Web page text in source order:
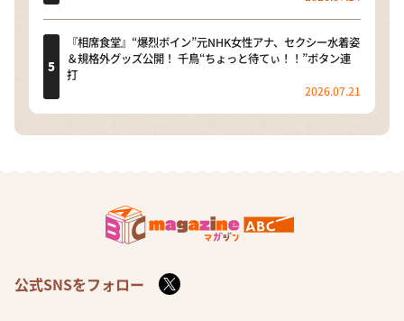
『相席食堂』“爆烈ボイン”元NHK女性アナ、セクシー水着姿
＆規格外グッズ公開！ 千鳥“ちょっと待てぃ！！”ボタン連
打
2026.07.21
公式SNSをフォロー